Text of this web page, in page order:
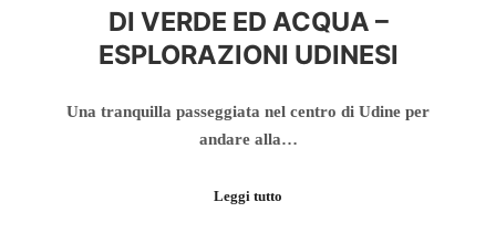
DI VERDE ED ACQUA –
ESPLORAZIONI UDINESI
Una tranquilla passeggiata nel centro di Udine per
andare alla…
Leggi tutto